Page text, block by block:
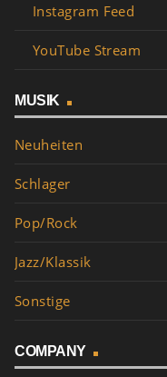
Instagram Feed
YouTube Stream
MUSIK
Neuheiten
Schlager
Pop/Rock
Jazz/Klassik
Sonstige
COMPANY